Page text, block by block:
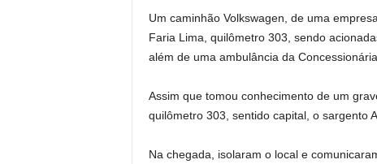
Um caminhão Volkswagen, de uma
Faria Lima, quilômetro 303, sendo
além de uma ambulância da
Assim que tomou conhecimento de um
quilômetro 303, sentido capital, o sargento
Na chegada, isolaram o local e